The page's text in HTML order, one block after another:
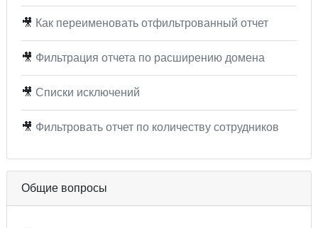
🎥 Как переименовать отфильтрованный отчет
🎥 Фильтрация отчета по расширению домена
🎥 Списки исключений
🎥 Фильтровать отчет по количеству сотрудников
Общие вопросы